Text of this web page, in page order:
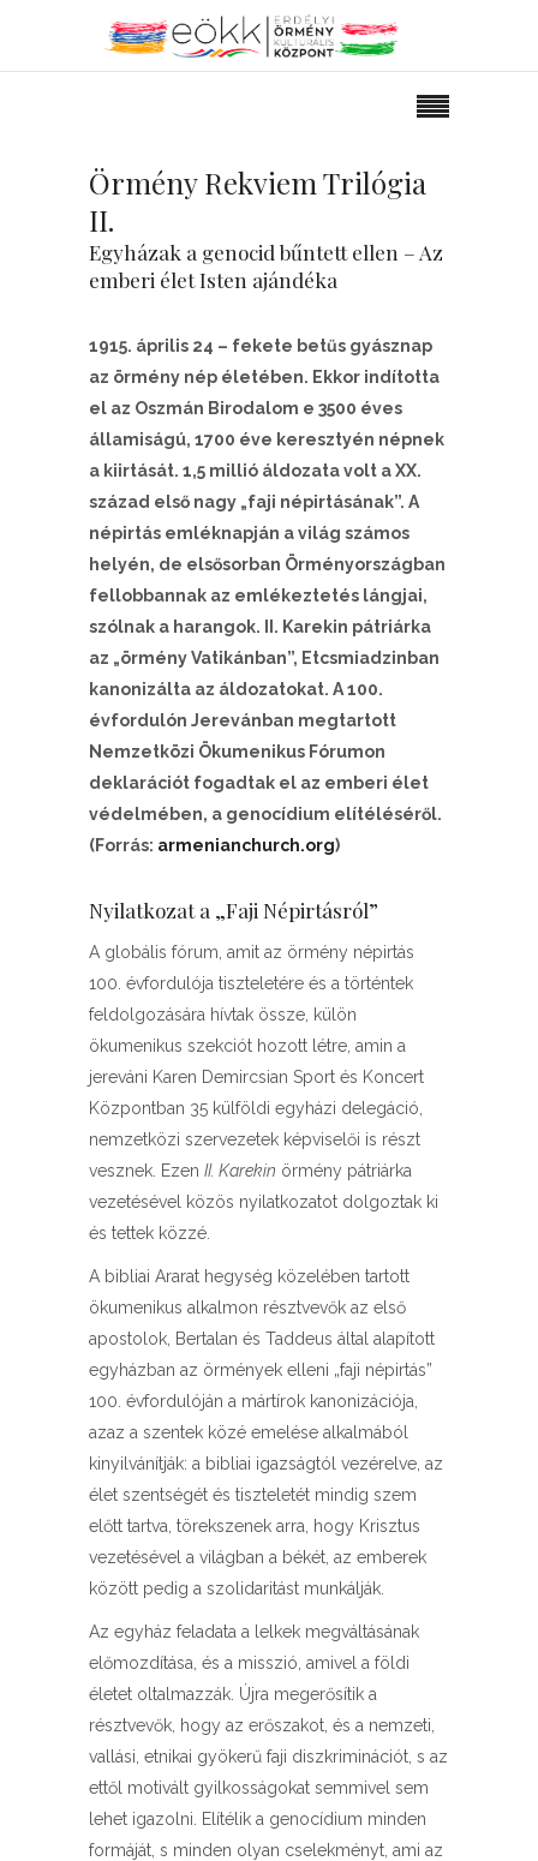
Örmény Rekviem Trilógia
II.
Egyházak a genocid bűntett ellen – Az
emberi élet Isten ajándéka
1915. április 24 – fekete betűs gyásznap
az örmény nép életében. Ekkor indította
el az Oszmán Birodalom e 3500 éves
államiságú, 1700 éve keresztyén népnek
a kiirtását. 1,5 millió áldozata volt a XX.
század első nagy „faji népirtásának”. A
népirtás emléknapján a világ számos
helyén, de elsősorban Örményországban
fellobbannak az emlékeztetés lángjai,
szólnak a harangok. II. Karekin pátriárka
az „örmény Vatikánban”, Etcsmiadzinban
kanonizálta az áldozatokat. A 100.
évfordulón Jerevánban megtartott
Nemzetközi Ökumenikus Fórumon
deklarációt fogadtak el az emberi élet
védelmében, a genocídium elítéléséről.
(Forrás: armenianchurch.org)
Nyilatkozat a „Faji Népirtásról”
A globális fórum, amit az örmény népirtás
100. évfordulója tiszteletére és a történtek
feldolgozására hívtak össze, külön
ökumenikus szekciót hozott létre, amin a
jereváni Karen Demircsian Sport és Koncert
Központban 35 külföldi egyházi delegáció,
nemzetközi szervezetek képviselői is részt
vesznek. Ezen II. Karekin örmény pátriárka
vezetésével közös nyilatkozatot dolgoztak ki
és tettek közzé.
A bibliai Ararat hegység közelében tartott
ökumenikus alkalmon résztvevők az első
apostolok, Bertalan és Taddeus által alapított
egyházban az örmények elleni „faji népirtás”
100. évfordulóján a mártírok kanonizációja,
azaz a szentek közé emelése alkalmából
kinyilvánítják: a bibliai igazságtól vezérelve, az
élet szentségét és tiszteletét mindig szem
előtt tartva, törekszenek arra, hogy Krisztus
vezetésével a világban a békét, az emberek
között pedig a szolidaritást munkálják.
Az egyház feladata a lelkek megváltásának
előmozdítása, és a misszió, amivel a földi
életet oltalmazzák. Újra megerősítik a
résztvevők, hogy az erőszakot, és a nemzeti,
vallási, etnikai gyökerű faji diszkriminációt, s az
ettől motivált gyilkosságokat semmivel sem
lehet igazolni. Elítélik a genocídium minden
formáját, s minden olyan cselekményt, ami az